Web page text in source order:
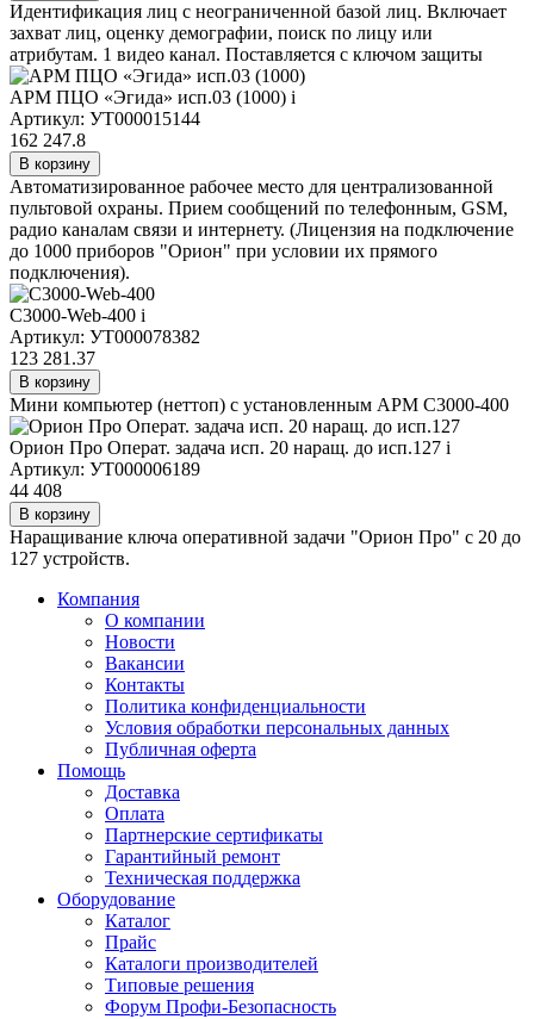
Идентификация лиц с неограниченной базой лиц. Включает
захват лиц, оценку демографии, поиск по лицу или
атрибутам. 1 видео канал. Поставляется с ключом защиты
АРМ ПЦО «Эгида» исп.03 (1000) i
Артикул: УТ000015144
162 247.8
В корзину
Автоматизированное рабочее место для централизованной
пультовой охраны. Прием сообщений по телефонным, GSM,
радио каналам связи и интернету. (Лицензия на подключение
до 1000 приборов "Орион" при условии их прямого
подключения).
С3000-Web-400 i
Артикул: УТ000078382
123 281.37
В корзину
Мини компьютер (неттоп) с установленным АРМ С3000-400
Орион Про Операт. задача исп. 20 наращ. до исп.127 i
Артикул: УТ000006189
44 408
В корзину
Наращивание ключа оперативной задачи "Орион Про" с 20 до
127 устройств.
Компания
О компании
Новости
Вакансии
Контакты
Политика конфиденциальности
Условия обработки персональных данных
Публичная оферта
Помощь
Доставка
Оплата
Партнерские сертификаты
Гарантийный ремонт
Техническая поддержка
Оборудование
Каталог
Прайс
Каталоги производителей
Типовые решения
Форум Профи-Безопасность